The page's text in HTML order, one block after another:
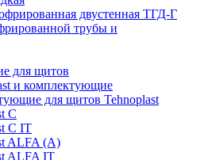
двустенная ТГД-Г
трубы и
для щитов
и комплектующие
для щитов Tehnoplast
C
C IT
ALFA (А)
ALFA IT